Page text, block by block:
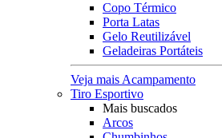
Copo Térmico
Porta Latas
Gelo Reutilizável
Geladeiras Portáteis
Veja mais Acampamento
Tiro Esportivo
Mais buscados
Arcos